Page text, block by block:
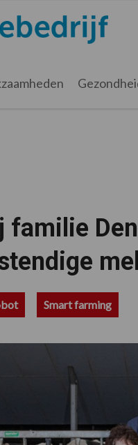
familie
Smart farming